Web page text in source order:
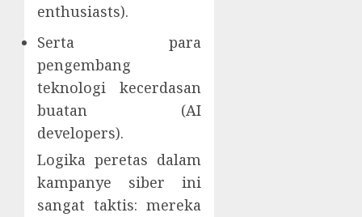
enthusiasts).
Serta para
pengembang
teknologi kecerdasan
buatan (AI
developers).
Logika peretas dalam
kampanye siber ini
sangat taktis: mereka